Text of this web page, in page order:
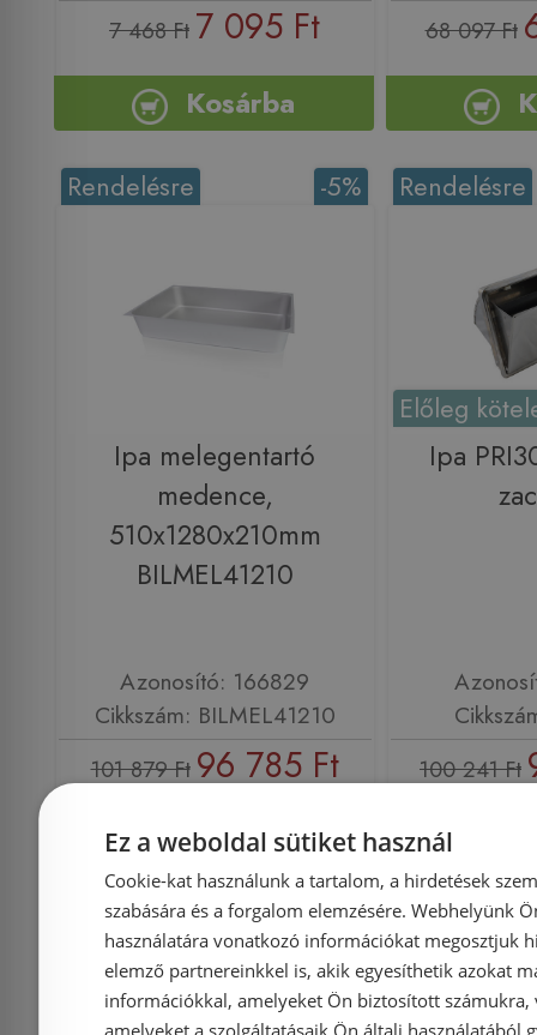
7 468 Ft 7 095 Ft
Kosárba
68 097 Ft
-5%
Rendelésre
Ipa melegentartó
medence,
510x1280x210mm
BILMEL41210
Azonosító: 166829
Cikkszám: BILMEL41210
101 879 Ft 96 785 Ft
Kosárba
Rendelésre
Előleg
Ipa
100 241 Ft
-5%
Rendelésre Rendelésre
Ez a weboldal sütiket használ
Cookie-kat használunk a tartalom, a hirdetések
szabására és a forgalom elemzésére. Webhelyünk
használatára vonatkozó információkat megosztjuk
elemző partnereinkkel is, akik egyesíthetik azokat
információkkal, amelyeket Ön biztosított számukra,
amelyeket a szolgáltatásaik Ön általi használatából